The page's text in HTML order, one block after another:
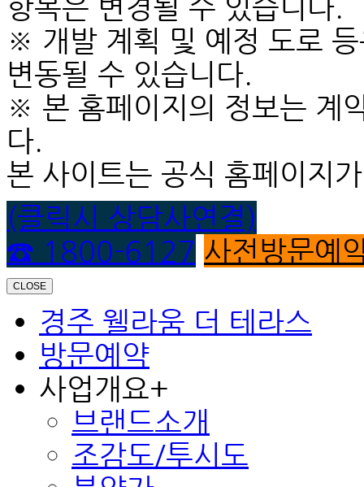
항목은 변경될 수 있습니다.
※ 개발 계획 및 예정 도로
변동될 수 있습니다.
※ 본 홈페이지의 정보는 계
다.
본 사이트는 공식 홈페이지
(클릭시 상담사연결)
☎ 1800-6127 사전방문예
CLOSE
경주 웰라움 더 테라스
방문예약
사업개요+
브랜드소개
조감도/투시도